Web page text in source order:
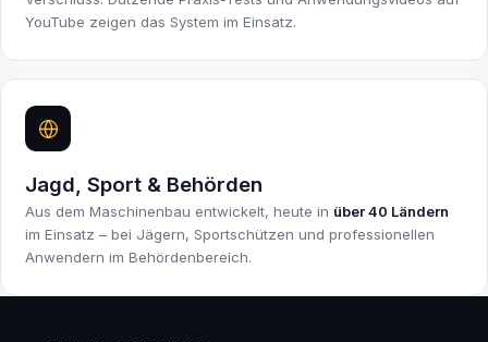
YouTube zeigen das System im Einsatz.
Jagd, Sport & Behörden
Aus dem Maschinenbau entwickelt, heute in über 40 Ländern
im Einsatz – bei Jägern, Sportschützen und professionellen
Anwendern im Behördenbereich.